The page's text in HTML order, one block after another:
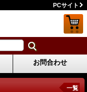
PCサイト
お問合わせ
一覧